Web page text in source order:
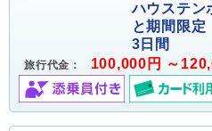
ハウステン
と期間限定
3日間
旅行代金： 100,000円 ～